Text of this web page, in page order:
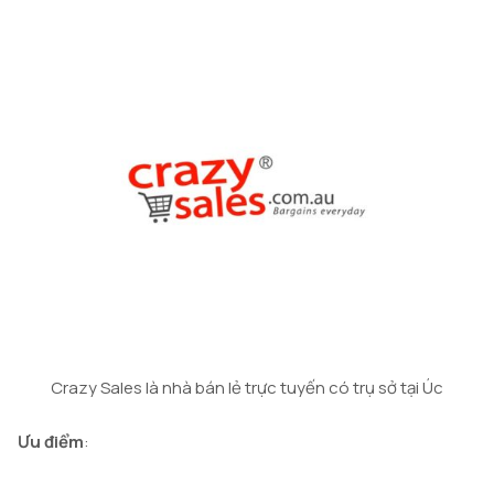
Crazy Sales là nhà bán lẻ trực tuyến có trụ sở tại Úc
Ưu điểm: